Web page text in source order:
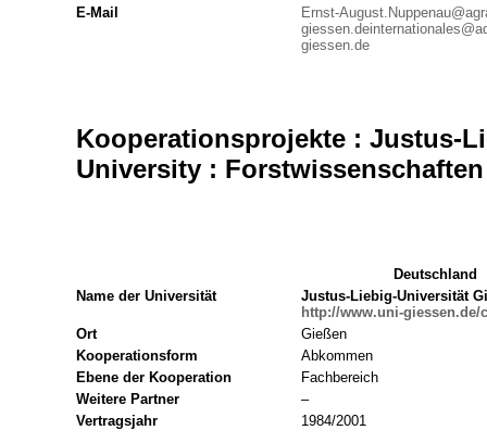
E-Mail
Ernst-
giessen.de
giessen.de
Kooperationsprojekte : Justus-
University : Forstwissenschaften
Deutschland
Name der Universität
Justus-Liebig-Universität
http://www.uni-giessen.de/
Ort
Gießen
Kooperationsform
Abkommen
Ebene der Kooperation
Fachbereich
Weitere Partner
–
Vertragsjahr
1984/2001